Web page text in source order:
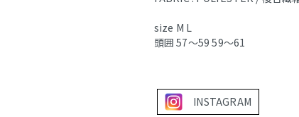
size M L
頭囲 57〜59 59〜61
INSTAGRAM